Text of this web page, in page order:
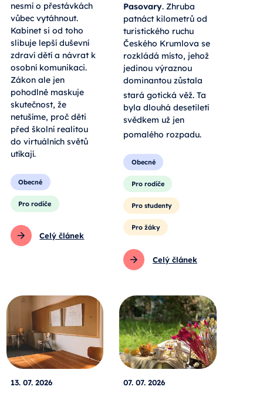
nesmí o přestávkách
vůbec vytáhnout.
Kabinet si od toho
slibuje lepší duševní
zdraví dětí a návrat k
osobní komunikaci.
Zákon ale jen
pohodlně maskuje
skutečnost, že
netušíme, proč děti
před školní realitou
do virtuálních světů
utíkají.
Obecné
Pro rodiče
Celý článek
Pasovary. Zhruba
patnáct kilometrů od
turistického ruchu
Českého Krumlova se
rozkládá místo, jehož
jedinou výraznou
dominantou zůstala
stará gotická věž. Ta
byla dlouhá desetiletí
svědkem už jen
pomalého rozpadu.
Obecné
Pro rodiče
Pro studenty
Pro žáky
Celý článek
13. 07. 2026 07. 07. 2026